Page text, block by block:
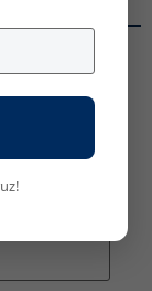
fırsatları